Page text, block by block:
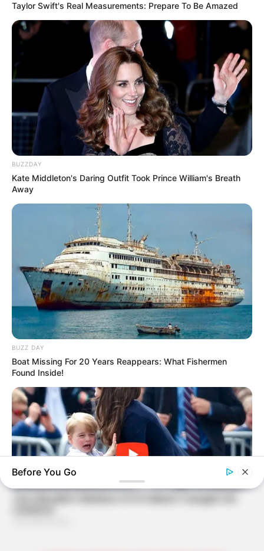
Taylor Swift's Real Measurements: Prepare To Be Amazed
BUZZDAY
Kate Middleton's Daring Outfit Took Prince William's Breath
Away
BUZZ DAY
Boat Missing For 20 Years Reappears: What Fishermen
Found Inside!
Before You Go